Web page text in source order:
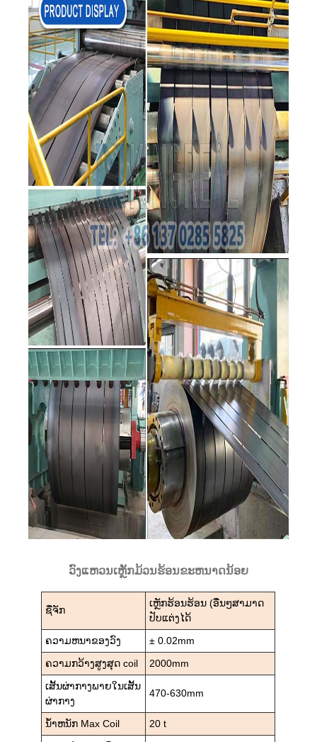
ວົງແຫວນເຫຼັກມ້ວນຮ້ອນຂະຫນາດນ້ອຍ
ຊື່ຈັກ
ເຫຼັກຮ້ອນຮ້ອນ (ອື່ນໆສາມາດ
ປັບແຕ່ງໄດ້
ຄວາມຫນາຂອງວົງ
± 0.02mm
ຄວາມກວ້າງສູງສຸດ coil
2000mm
ເສັ້ນຜ່າກາງພາຍໃນເສັ້ນ
ຜ່າກາງ
470-630mm
ນ້ໍາຫນັກ Max Coil
20 t